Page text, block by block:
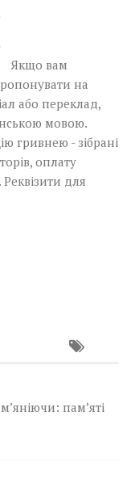
Якщо вам
на
або переклад,
мовою.
гривнею - зібрані
оплату
Реквізити для
пам’яті